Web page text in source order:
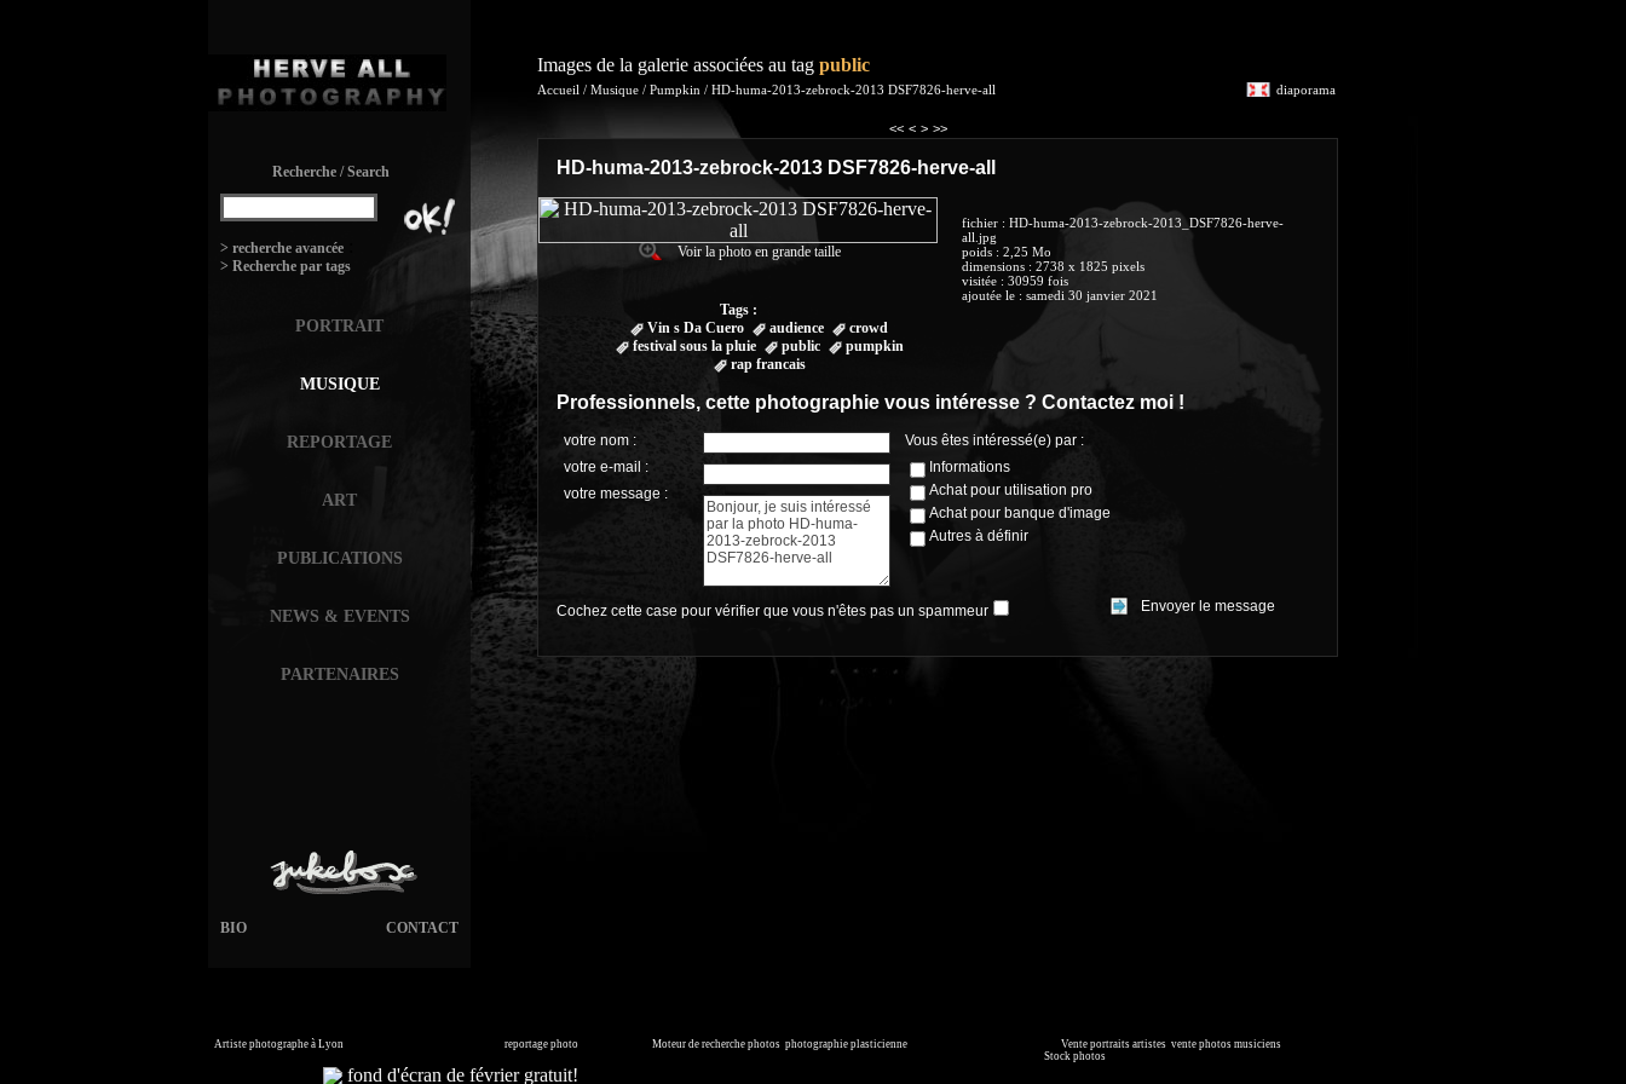
Recherche / Search
> recherche avancée
> Recherche par tags
PORTRAIT
MUSIQUE
REPORTAGE
ART
PUBLICATIONS
NEWS & EVENTS
PARTENAIRES
CONTACT
BIO
Images de la galerie associées au tag public
diaporama
Accueil / Musique / Pumpkin / HD-huma-2013-zebrock-2013 DSF7826-herve-all
<< < > >>
HD-huma-2013-zebrock-2013 DSF7826-herve-all
Voir la photo en grande taille
Tags :
Vin s Da Cuero
audience
crowd
festival sous la pluie
public
pumpkin
rap francais
fichier : HD-huma-2013-zebrock-2013_DSF7826-herve-
all.jpg
poids : 2,25 Mo
dimensions : 2738 x 1825 pixels
visitée : 30959 fois
ajoutée le : samedi 30 janvier 2021
Professionnels, cette photographie vous intéresse ? Contactez moi !
votre nom :
votre e-mail :
votre message :
Vous êtes intéressé(e) par :
Informations
Achat pour utilisation pro
Achat pour banque d'image
Autres à définir
Cochez cette case pour vérifier que vous n'êtes pas un spammeur
fond d'écran de février gratuit!
Artiste photographe à Lyon reportage photo Moteur de recherche photos photographie plasticienne Vente portraits artistes vente photos musiciens
Stock photos, image collections.